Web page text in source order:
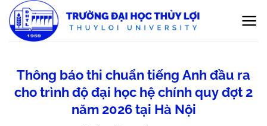
qua
nội
Thông báo thi chuẩn tiếng Anh đầu ra
cho trình độ đại học hệ chính quy đợt 2
năm 2026 tại Hà Nội